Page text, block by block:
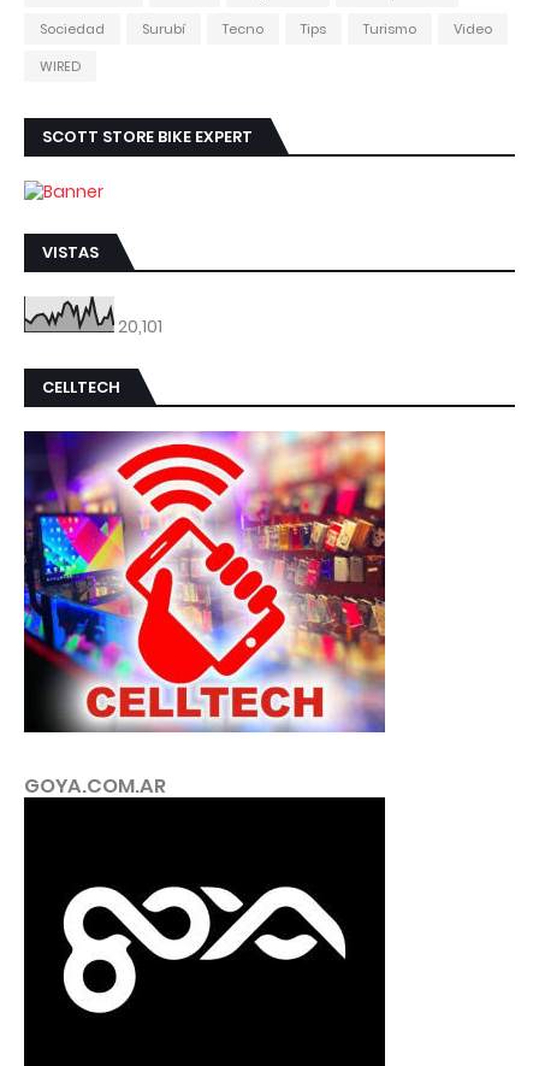
Sociedad
Surubí Tecno Tips Turismo
Video
WIRED
SCOTT STORE BIKE EXPERT
VISTAS
20,101
CELLTECH
GOYA.COM.AR